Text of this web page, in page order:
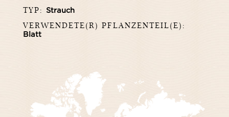
TYP: Strauch
VERWENDETE(R) PFLANZENTEIL(E):
Blatt